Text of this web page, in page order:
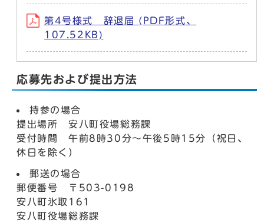
第4号様式 辞退届 (PDF形式、
107.52KB)
応募先および提出方法
持参の場合
提出場所 安八町役場総務課
受付時間 午前8時30分～午後5時15分（祝日、
休日を除く）
郵送の場合
郵便番号 〒503-0198
安八町氷取161
安八町役場総務課